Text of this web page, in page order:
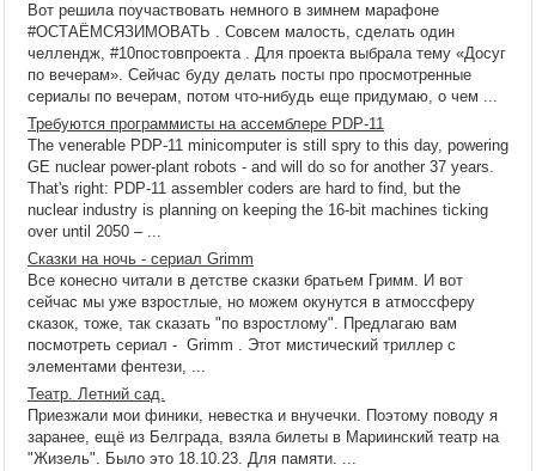
Вот решила поучаствовать немного в зимнем марафоне
#ОСТАЁМСЯЗИМОВАТЬ . Совсем малость, сделать один
челлендж, #10постовпроекта . Для проекта выбрала тему «Досуг
по вечерам». Сейчас буду делать посты про просмотренные
сериалы по вечерам, потом что-нибудь еще придумаю, о чем ...
Требуются программисты на ассемблере PDP-11
The venerable PDP-11 minicomputer is still spry to this day, powering
GE nuclear power-plant robots - and will do so for another 37 years.
That's right: PDP-11 assembler coders are hard to find, but the
nuclear industry is planning on keeping the 16-bit machines ticking
over until 2050 – ...
Сказки на ночь - сериал Grimm
Все конесно читали в детстве сказки братьем Гримм. И вот
сейчас мы уже взростлые, но можем окунутся в атмоссферу
сказок, тоже, так сказать "по взростлому". Предлагаю вам
посмотреть сериал - Grimm . Этот мистический триллер с
элементами фентези, ...
Театр. Летний сад.
Приезжали мои финики, невестка и внучечки. Поэтому поводу я
заранее, ещё из Белграда, взяла билеты в Мариинский театр на
"Жизель". Было это 18.10.23. Для памяти. ...